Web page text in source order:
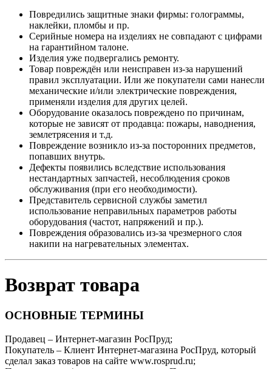
Повредились защитные знаки фирмы: голограммы,
наклейки, пломбы и пр.
Серийные номера на изделиях не совпадают с цифрами
на гарантийном талоне.
Изделия уже подвергались ремонту.
Товар повреждён или неисправен из-за нарушений
правил эксплуатации. Или же покупатели сами нанесли
механические и/или электрические повреждения,
применяли изделия для других целей.
Оборудование оказалось повреждено по причинам,
которые не зависят от продавца: пожары, наводнения,
землетрясения и т.д.
Повреждение возникло из-за посторонних предметов,
попавших внутрь.
Дефекты появились вследствие использования
нестандартных запчастей, несоблюдения сроков
обслуживания (при его необходимости).
Представитель сервисной службы заметил
использование неправильных параметров работы
оборудования (частот, напряжений и пр.).
Повреждения образовались из-за чрезмерного слоя
накипи на нагревательных элементах.
Возврат товара
ОСНОВНЫЕ ТЕРМИНЫ
Продавец – Интернет-магазин РосПруд;
Покупатель – Клиент Интернет-магазина РосПруд, который
сделал заказ товаров на сайте www.rosprud.ru;